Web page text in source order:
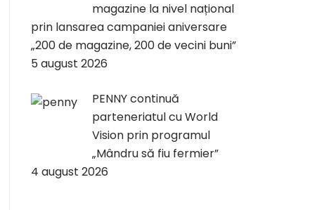
magazine la nivel național
prin lansarea campaniei aniversare
„200 de magazine, 200 de vecini buni”
5 august 2026
PENNY continuă
parteneriatul cu World
Vision prin programul
„Mândru să fiu fermier”
4 august 2026